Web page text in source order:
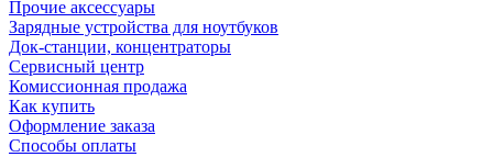
Прочие аксессуары
Зарядные устройства для ноутбуков
Док-станции, концентраторы
Сервисный центр
Комиссионная продажа
Как купить
Оформление заказа
Способы оплаты